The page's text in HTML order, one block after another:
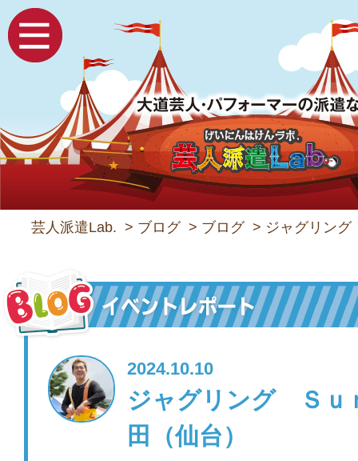
芸人派遣Lab. > ブログ > ブログ > ジャグリン
2024.10.10
ジャグリング Ｓｕ
田（仙台）